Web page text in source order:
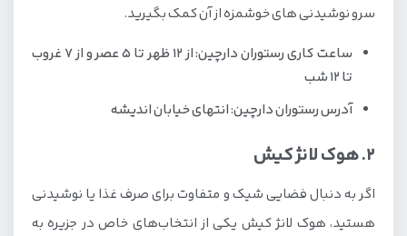
1. میرمهنا کیش
2. رستوران اختاپوس کیش
سرو نوشیدنی های خوشمزه از آن کمک بگیرید.
ساعت کاری رستوران دارچین: از ۱۲ ظهر تا ۵ عصر و از 7 غروب
تا ۱۲ شب
آدرس رستوران دارچین: انتهای خیابان اندیشه
2. هوک لانژ کیش
اگر به دنبال فضایی شیک و متفاوت برای صرف غذا یا نوشیدنی
هستید، هوک لانژ کیش یکی از انتخاب‌های خاص در جزیره به